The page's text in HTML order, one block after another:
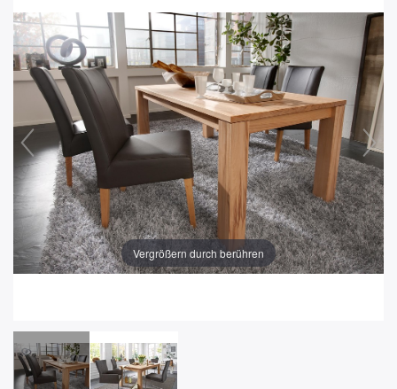
Vergrößern durch berühren